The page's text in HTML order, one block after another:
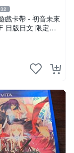
32
戲卡帶 - 初音未來
日版日文 限定封
讀 初音未來 PSV
日版日文 卡帶 游